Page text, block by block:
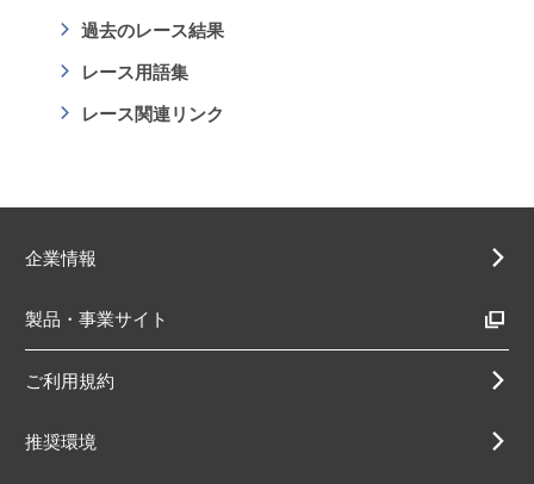
過去のレース結果
レース用語集
レース関連リンク
企業情報
製品・事業サイト
ご利用規約
推奨環境